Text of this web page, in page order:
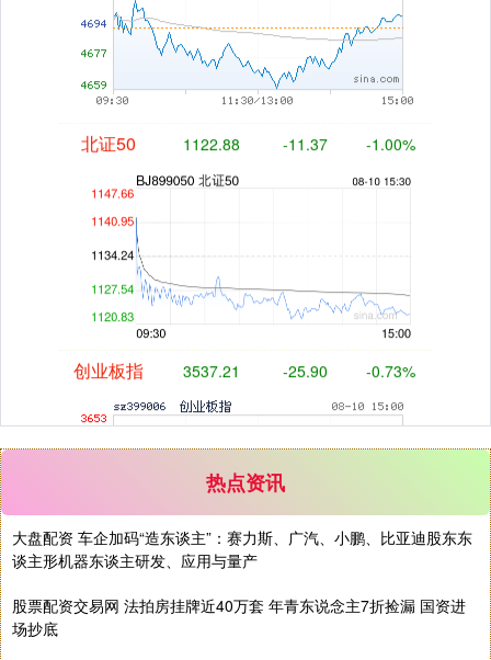
北证50
创业板指 -0.73%
基金指数 7247.38
热点资讯
大盘配资 车企加码“造东谈主”：赛力斯、广汽、小鹏、比亚迪股东东
谈主形机器东谈主研发、应用与量产
股票配资交易网 法拍房挂牌近40万套 年青东说念主7折捡漏 国资进
场抄底